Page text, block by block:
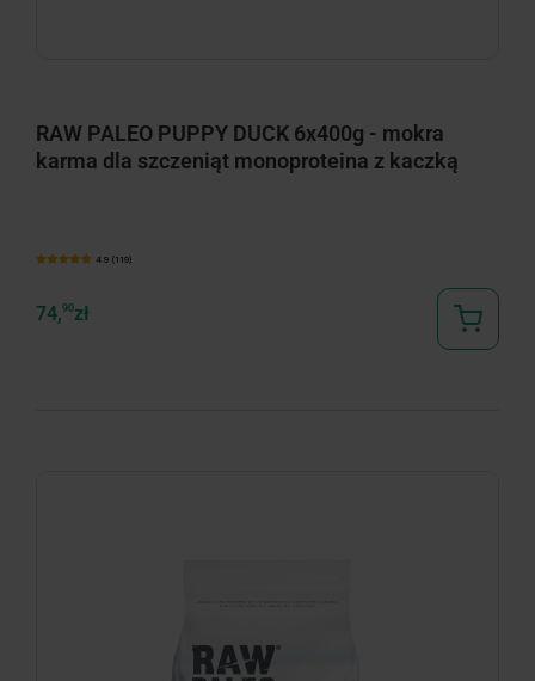
RAW PALEO PUPPY DUCK 6x400g - mokra
karma dla szczeniąt monoproteina z kaczką
4.9 (119)
74,90zł